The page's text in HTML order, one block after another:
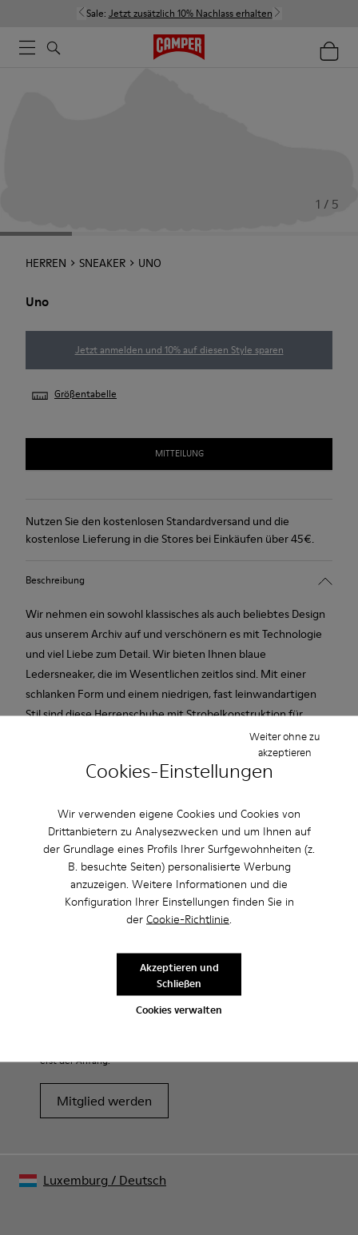
Cookies-Einstellungen
Wir verwenden eigene Cookies und Cookies von
Drittanbietern zu Analysezwecken und um Ihnen auf
der Grundlage eines Profils Ihrer Surfgewohnheiten (z.
B. besuchte Seiten) personalisierte Werbung
anzuzeigen. Weitere Informationen und die
Konfiguration Ihrer Einstellungen finden Sie in
der Cookie-Richtlinie.
Cookies verwalten
Weiter ohne zu
akzeptieren
Akzeptieren und
Schließen
Sale: Jetzt zusätzlich 10% Nachlass erhalten
1 / 5
HERREN SNEAKER UNO
Uno
Jetzt anmelden und 10% auf diesen Style sparen
Größentabelle
MITTEILUNG
Nutzen Sie den kostenlosen Standardversand und die
kostenlose Lieferung in die Stores bei Einkäufen über 45€.
Beschreibung
Wir nehmen ein sowohl klassisches als auch beliebtes Design
aus unserem Archiv auf und verschönern es mit Technologie
und viel Liebe zum Detail. Wir bieten Ihnen blaue
Ledersneaker, die im Wesentlichen zeitlos sind. Mit einer
schlanken Form und einem niedrigen, fast leinwandartigen
Stil sind diese Herrenschuhe mit Strobelkonstruktion für
Flexibilität und mit einer 360°-Naht für Langlebigkeit
gefertigt. Für die heißen Sommerzeiten sind sie dank ihrer
Rundumperforation zudem extrem atmungsaktiv.
Eigenschaften / Features
Hauptmaterial: Strukturiertes Glattleder
Farbe: Blau
Unglaublich flexibel.
Zertifikat der Leather Working Group
Kein Futter: Atmungsaktivität
Produktpflege
Unsere Schuhe werden aus sorgfältig ausgewählten und
Schuhpflegeprodukten halten sie länger.
Ausführliche Pflegehinweise finden Sie in unserer
.
Sale: Jetzt zusätzlich 10% Nachlass
erst der Anfang.
Mitglied werden
Luxemburg / Deutsch